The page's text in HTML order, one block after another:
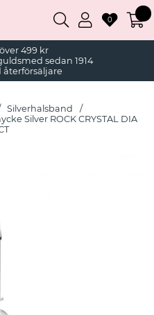
499 kr
sedan 1914
återförsäljare
0
Silverhalsband
Silver ROCK CRYSTAL DIA